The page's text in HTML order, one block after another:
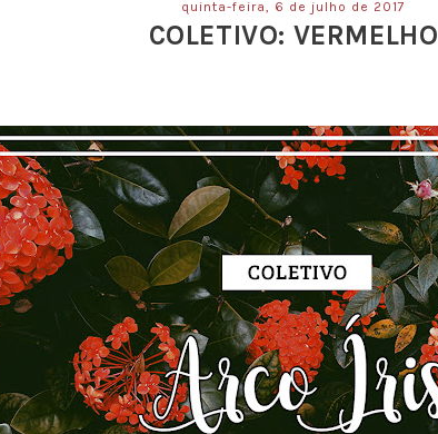
quinta-feira, 6 de julho de 2017
COLETIVO: VERMELHO